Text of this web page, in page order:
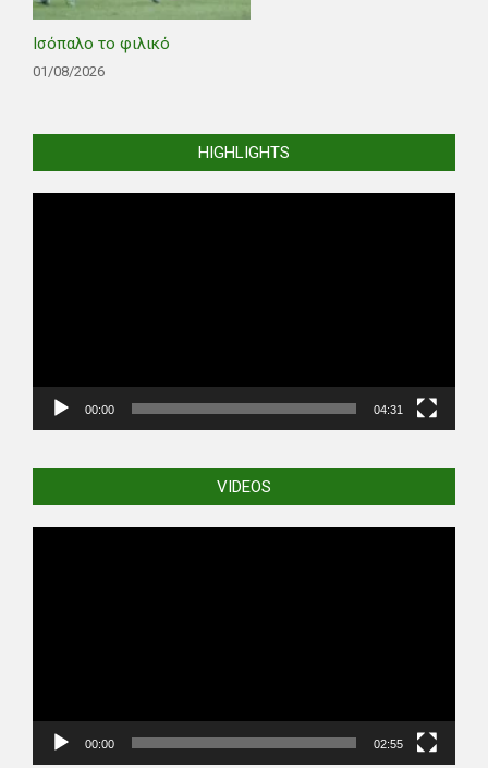
Ισόπαλο το φιλικό
01/08/2026
HIGHLIGHTS
00:00 04:31
VIDEOS
00:00 02:55